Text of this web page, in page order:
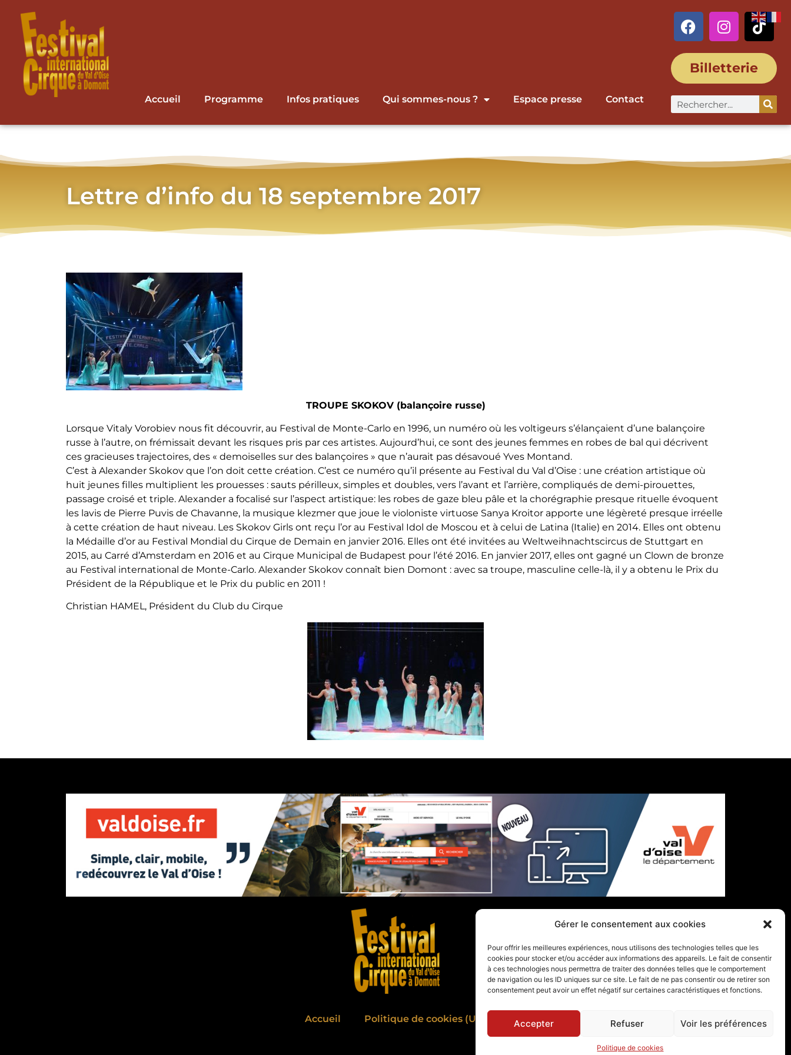
Gérer le consentement aux cookies
Pour offrir les meilleures expériences, nous utilisons des technologies telles que les
cookies pour stocker et/ou accéder aux informations des appareils. Le fait de consentir
à ces technologies nous permettra de traiter des données telles que le comportement
de navigation ou les ID uniques sur ce site. Le fait de ne pas consentir ou de retirer son
consentement peut avoir un effet négatif sur certaines caractéristiques et fonctions.
Accepter Refuser Voir les préférences
Politique de cookies
Accueil Programme Infos pratiques Qui sommes-nous ? Espace presse Contact
Billetterie
Lettre d’info du 18 septembre 2017
TROUPE SKOKOV (balançoire russe)
Lorsque Vitaly Vorobiev nous fit découvrir, au Festival de Monte-Carlo en 1996, un numéro où les voltigeurs s’élançaient d’une balançoire
russe à l’autre, on frémissait devant les risques pris par ces artistes. Aujourd’hui, ce sont des jeunes femmes en robes de bal qui décrivent
ces gracieuses trajectoires, des « demoiselles sur des balançoires » que n’aurait pas désavoué Yves Montand.
C’est à Alexander Skokov que l’on doit cette création. C’est ce numéro qu’il présente au Festival du Val d’Oise : une création artistique où
huit jeunes filles multiplient les prouesses : sauts périlleux, simples et doubles, vers l’avant et l’arrière, compliqués de demi-pirouettes,
passage croisé et triple. Alexander a focalisé sur l’aspect artistique: les robes de gaze bleu pâle et la chorégraphie presque rituelle évoquent
les lavis de Pierre Puvis de Chavanne, la musique klezmer que joue le violoniste virtuose Sanya Kroitor apporte une légèreté presque irréelle
à cette création de haut niveau. Les Skokov Girls ont reçu l’or au Festival Idol de Moscou et à celui de Latina (Italie) en 2014. Elles ont obtenu
la Médaille d’or au Festival Mondial du Cirque de Demain en janvier 2016. Elles ont été invitées au Weltweihnachtscircus de Stuttgart en
2015, au Carré d’Amsterdam en 2016 et au Cirque Municipal de Budapest pour l’été 2016. En janvier 2017, elles ont gagné un Clown de bronze
au Festival international de Monte-Carlo. Alexander Skokov connaît bien Domont : avec sa troupe, masculine celle-là, il y a obtenu le Prix du
Président de la République et le Prix du public en 2011 !
Christian HAMEL, Président du Club du Cirque
Accueil Politique de cookies (UE)